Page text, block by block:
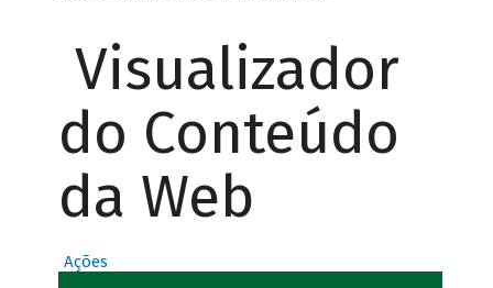
Visualizador
do Conteúdo
da Web
Ações